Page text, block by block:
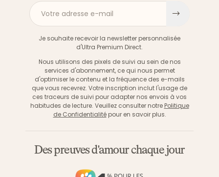
Votre adresse e-mail
Je souhaite recevoir la newsletter personnalisée
d'Ultra Premium Direct.
Nous utilisons des pixels de suivi au sein de nos
services d'abonnement, ce qui nous permet
d'optimiser le contenu et la fréquence des e-mails
que vous recevrez. Votre inscription inclut l'usage de
ces traceurs de suivi pour adapter nos envois à vos
habitudes de lecture. Veuillez consulter notre Politique
de Confidentialitépour en savoir plus.
Des preuves d'amour chaque jour